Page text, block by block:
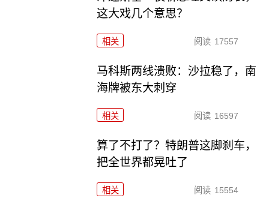
这大戏几个意思？
相关 阅读 17557
马科斯两线溃败：沙拉稳了，南
海牌被东大刺穿
相关 阅读 16597
算了不打了？特朗普这脚刹车，
把全世界都晃吐了
相关 阅读 15554